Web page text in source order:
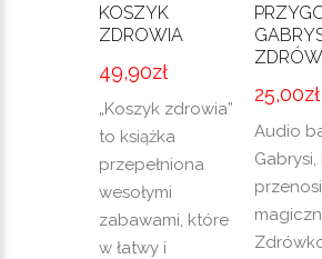
KOSZYK
ZDROWIA
49,90zł
„Koszyk zdrowia”
to książka
przepełniona
wesołymi
zabawami, które
w łatwy i
25,00zł
Audio